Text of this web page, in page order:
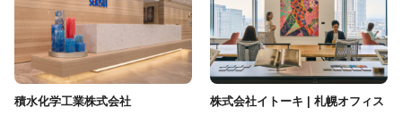
積水化学工業株式会社 株式会社イトーキ | 札幌オフィス